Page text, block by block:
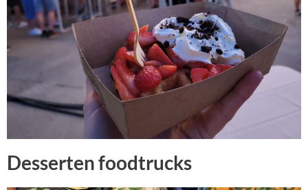
Desserten foodtrucks